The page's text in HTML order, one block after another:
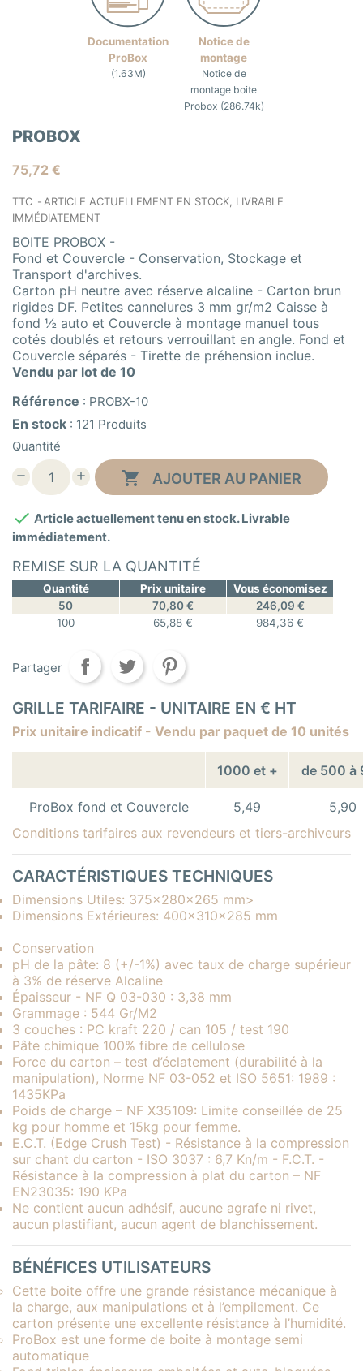
Documentation
ProBox
(1.63M)
Notice de
montage
Notice de
montage boite
Probox (286.74k)
PROBOX
75,72 €
TTC
ARTICLE ACTUELLEMENT EN STOCK, LIVRABLE
IMMÉDIATEMENT
BOITE PROBOX -
Fond et Couvercle - Conservation, Stockage et
Transport d'archives.
Carton pH neutre avec réserve alcaline - Carton brun
rigides DF. Petites cannelures 3 mm gr/m2 Caisse à
fond ½ auto et Couvercle à montage manuel tous
cotés doublés et retours verrouillant en angle. Fond et
Couvercle séparés - Tirette de préhension inclue.
Vendu par lot de 10
Référence : PROBX-10
En stock : 121 Produits
Quantité
 AJOUTER AU PANIER
 Article actuellement tenu en stock. Livrable
immédiatement.
REMISE SUR LA QUANTITÉ
Quantité Prix unitaire
Vous économisez
50
70,80 €
246,09 €
100
65,88 € 984,36 €
Partager
GRILLE TARIFAIRE - UNITAIRE EN € HT
Prix unitaire indicatif - Vendu par paquet de 10 unités
1000 et + de 500 à
ProBox fond et Couvercle 5,49
5,90
Conditions tarifaires aux revendeurs et tiers-archiveurs
CARACTÉRISTIQUES TECHNIQUES
Dimensions Utiles: 375x280x265 mm>
Dimensions Extérieures: 400x310x285 mm
Conservation
pH de la pâte: 8 (+/-1%) avec taux de charge supérieur
à 3% de réserve Alcaline
Épaisseur - NF Q 03-030 : 3,38 mm
Grammage : 544 Gr/M2
3 couches : PC kraft 220 / can 105 / test 190
Pâte chimique 100% fibre de cellulose
Force du carton – test d’éclatement (durabilité à la
manipulation), Norme NF 03-052 et ISO 5651: 1989 :
1435KPa
Poids de charge – NF X35109: Limite conseillée de 25
kg pour homme et 15kg pour femme.
E.C.T. (Edge Crush Test) - Résistance à la compression
sur chant du carton - ISO 3037 : 6,7 Kn/m - F.C.T. -
Résistance à la compression à plat du carton – NF
EN23035: 190 KPa
Ne contient aucun adhésif, aucune agrafe ni rivet,
aucun plastifiant, aucun agent de blanchissement.
BÉNÉFICES UTILISATEURS
Cette boite offre une grande résistance mécanique à
la charge, aux manipulations et à l’empilement. Ce
carton présente une excellente résistance à l’humidité.
ProBox est une forme de boite à montage semi
automatique